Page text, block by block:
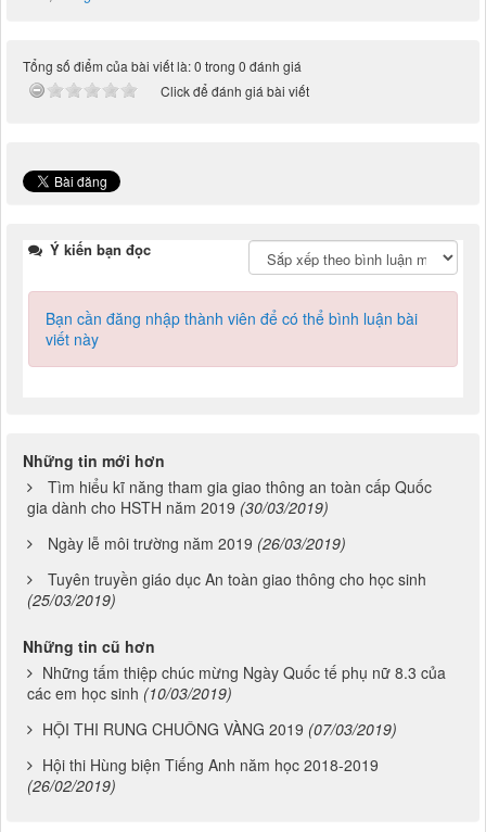
Tổng số điểm của bài viết là: 0 trong 0 đánh giá
Click để đánh giá bài viết
Ý kiến bạn đọc
Bạn cần đăng nhập thành viên để có thể bình luận bài
viết này
Những tin mới hơn
Tìm hiểu kĩ năng tham gia giao thông an toàn cấp Quốc
gia dành cho HSTH năm 2019 (30/03/2019)
Ngày lễ môi trường năm 2019 (26/03/2019)
Tuyên truyền giáo dục An toàn giao thông cho học sinh
(25/03/2019)
Những tin cũ hơn
Những tấm thiệp chúc mừng Ngày Quốc tế phụ nữ 8.3 của
các em học sinh (10/03/2019)
HỘI THI RUNG CHUÔNG VÀNG 2019 (07/03/2019)
Hội thi Hùng biện Tiếng Anh năm học 2018-2019
(26/02/2019)